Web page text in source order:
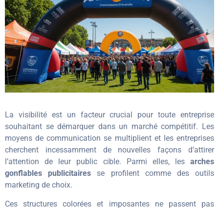
La visibilité est un facteur crucial pour toute entreprise
souhaitant se démarquer dans un marché compétitif. Les
moyens de communication se multiplient et les entreprises
cherchent incessamment de nouvelles façons d’attirer
l’attention de leur public cible. Parmi elles, les arches
gonflables publicitaires se profilent comme des outils
marketing de choix.
Ces structures colorées et imposantes ne passent pas